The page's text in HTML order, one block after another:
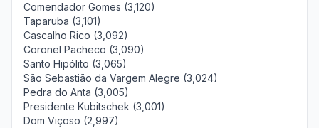
Comendador Gomes (3,120)
Taparuba (3,101)
Cascalho Rico (3,092)
Coronel Pacheco (3,090)
Santo Hipólito (3,065)
São Sebastião da Vargem Alegre (3,024)
Pedra do Anta (3,005)
Presidente Kubitschek (3,001)
Dom Viçoso (2,997)